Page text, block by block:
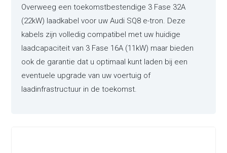
Overweeg een toekomstbestendige 3 Fase 32A
(22kW) laadkabel voor uw Audi SQ8 e-tron. Deze
kabels zijn volledig compatibel met uw huidige
laadcapaciteit van 3 Fase 16A (11kW) maar bieden
ook de garantie dat u optimaal kunt laden bij een
eventuele upgrade van uw voertuig of
laadinfrastructuur in de toekomst.